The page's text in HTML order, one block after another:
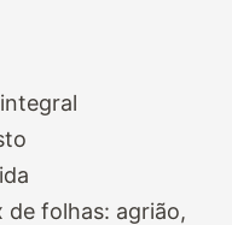
de folhas: agrião,